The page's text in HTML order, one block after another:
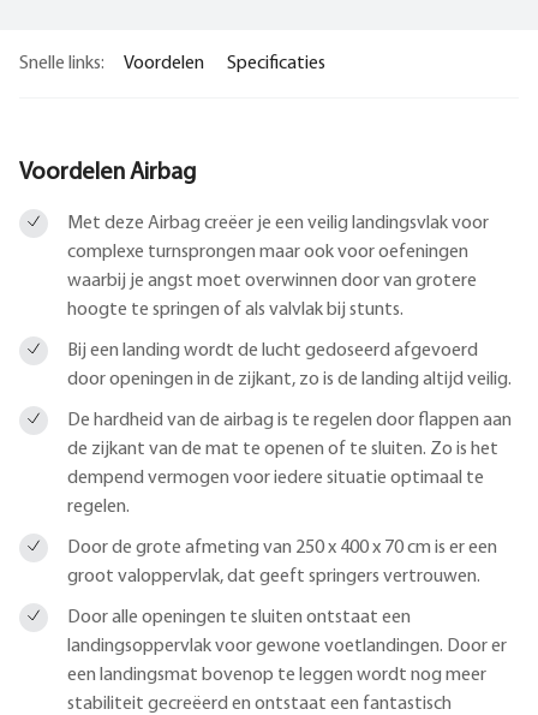
Snelle links: Voordelen Specificaties
Voordelen Airbag
Met deze Airbag creëer je een veilig landingsvlak voor
complexe turnsprongen maar ook voor oefeningen
waarbij je angst moet overwinnen door van grotere
hoogte te springen of als valvlak bij stunts.
Bij een landing wordt de lucht gedoseerd afgevoerd
door openingen in de zijkant, zo is de landing altijd veilig.
De hardheid van de airbag is te regelen door flappen aan
de zijkant van de mat te openen of te sluiten. Zo is het
dempend vermogen voor iedere situatie optimaal te
regelen.
Door de grote afmeting van 250 x 400 x 70 cm is er een
groot valoppervlak, dat geeft springers vertrouwen.
Door alle openingen te sluiten ontstaat een
landingsoppervlak voor gewone voetlandingen. Door er
een landingsmat bovenop te leggen wordt nog meer
stabiliteit gecreëerd en ontstaat een fantastisch